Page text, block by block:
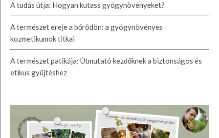
A tudás útja: Hogyan kutass gyógynövényeket?
A természet ereje a bőrödön: a gyógynövényes
kozmetikumok titkai
A természet patikája: Útmutató kezdőknek a biztonságos és
etikus gyűjtéshez